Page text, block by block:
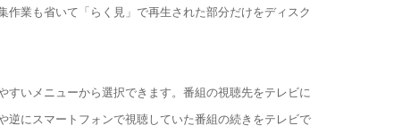
業も省いて「らく見」で再生された部分だけをディスク
いメニューから選択できます。番組の視聴先をテレビに
にスマートフォンで視聴していた番組の続きをテレビで